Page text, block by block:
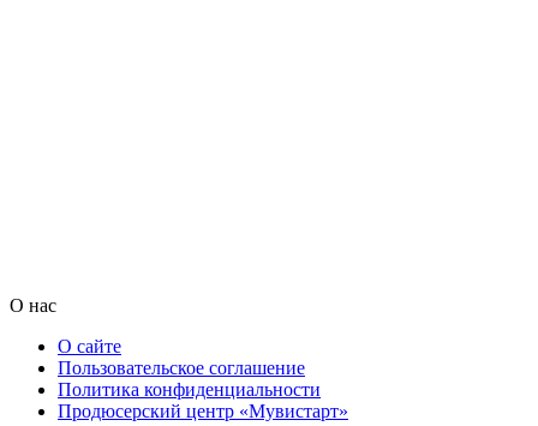
О нас
О сайте
Пользовательское соглашение
Политика конфиденциальности
Продюсерский центр «Мувистарт»